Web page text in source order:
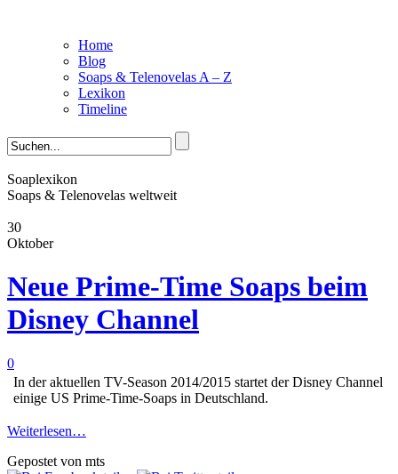
Home
Blog
Soaps & Telenovelas A – Z
Lexikon
Timeline
Soaplexikon
Soaps & Telenovelas weltweit
30
Oktober
Neue Prime-Time Soaps beim
Disney Channel
0
In der aktuellen TV-Season 2014/2015 startet der Disney Channel
einige US Prime-Time-Soaps in Deutschland.
Weiterlesen…
Gepostet von mts